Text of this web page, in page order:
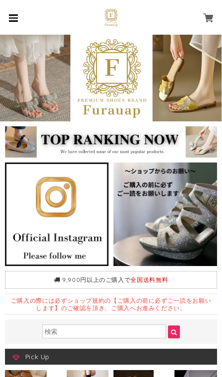
9,900円以上のご購入で全国送料無料
ご購入の際には必ずショップ規約の【ご購入の前に必ずご一読をお願い
します】のご確認を頂き、ご購入へお進みください。
Pick Up